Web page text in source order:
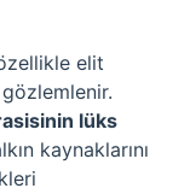
elit
gözlemlenir.
lüks
kaynaklarını